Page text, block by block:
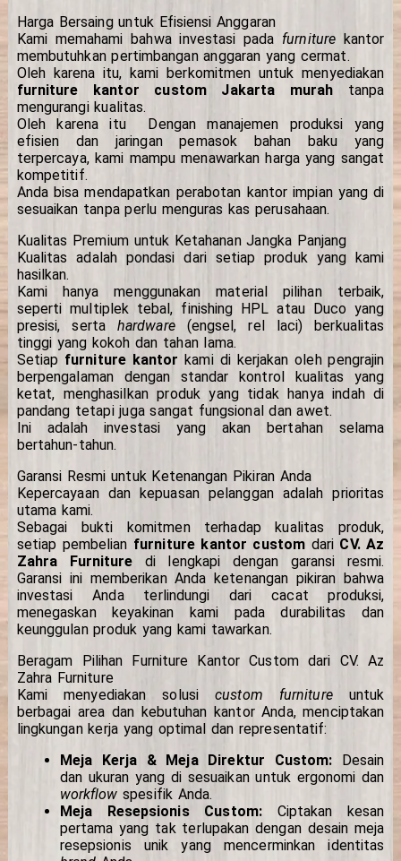
Harga Bersaing untuk Efisiensi Anggaran
Kami memahami bahwa investasi pada furniture kantor
membutuhkan pertimbangan anggaran yang cermat.
Oleh karena itu, kami berkomitmen untuk menyediakan
furniture kantor custom Jakarta murah tanpa
mengurangi kualitas.
Oleh karena itu Dengan manajemen produksi yang
efisien dan jaringan pemasok bahan baku yang
terpercaya, kami mampu menawarkan harga yang sangat
kompetitif.
Anda bisa mendapatkan perabotan kantor impian yang di
sesuaikan tanpa perlu menguras kas perusahaan.
Kualitas Premium untuk Ketahanan Jangka Panjang
Kualitas adalah pondasi dari setiap produk yang kami
hasilkan.
Kami hanya menggunakan material pilihan terbaik,
seperti multiplek tebal, finishing HPL atau Duco yang
presisi, serta hardware(engsel, rel laci) berkualitas
tinggi yang kokoh dan tahan lama.
Setiap furniture kantor kami di kerjakan oleh pengrajin
berpengalaman dengan standar kontrol kualitas yang
ketat, menghasilkan produk yang tidak hanya indah di
pandang tetapi juga sangat fungsional dan awet.
Ini adalah investasi yang akan bertahan selama
bertahun-tahun.
Garansi Resmi untuk Ketenangan Pikiran Anda
Kepercayaan dan kepuasan pelanggan adalah prioritas
utama kami.
Sebagai bukti komitmen terhadap kualitas produk,
setiap pembelian furniture kantor custom dari CV. Az
Zahra Furniture di lengkapi dengan garansi resmi.
Garansi ini memberikan Anda ketenangan pikiran bahwa
investasi Anda terlindungi dari cacat produksi,
menegaskan keyakinan kami pada durabilitas dan
keunggulan produk yang kami tawarkan.
Beragam Pilihan Furniture Kantor Custom dari CV. Az
Zahra Furniture
Kami menyediakan solusicustom furnitureuntuk
berbagai area dan kebutuhan kantor Anda, menciptakan
lingkungan kerja yang optimal dan representatif:
Meja Kerja & Meja Direktur Custom: Desain
dan ukuran yang di sesuaikan untuk ergonomi dan
workflow spesifik Anda.
Meja Resepsionis Custom:Ciptakan kesan
pertama yang tak terlupakan dengan desain meja
resepsionis unik yang mencerminkan identitas